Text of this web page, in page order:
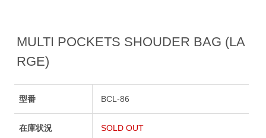
MULTI POCKETS SHOUDER BAG (LA
RGE)
型番 BCL-86
在庫状況 SOLD OUT